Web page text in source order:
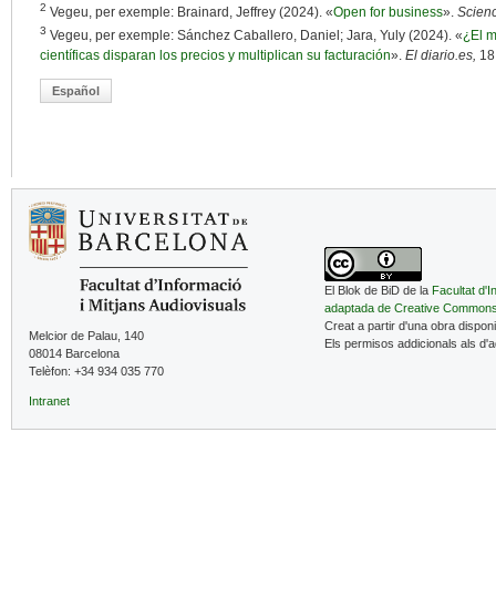
2 Vegeu, per exemple: Brainard, Jeffrey (2024). «Open for business».
3 Vegeu, per exemple: Sánchez Caballero, Daniel; Jara, Yuly (2024). «¿El
científicas disparan los precios y multiplican su facturación». El diario.es,
Español
Melcior de Palau, 140
08014 Barcelona
Telèfon: +34 934 035 770
Intranet
El Blok de BiD de la Facultat
adaptada de Creative
Creat a partir d'una obra
Els permisos addicionals als